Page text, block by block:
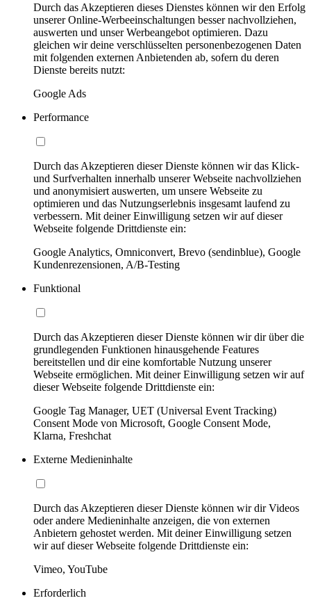
Durch das Akzeptieren dieses Dienstes können wir den Erfolg
unserer Online-Werbeeinschaltungen besser nachvollziehen,
auswerten und unser Werbeangebot optimieren. Dazu
gleichen wir deine verschlüsselten personenbezogenen Daten
mit folgenden externen Anbietenden ab, sofern du deren
Dienste bereits nutzt:
Google Ads
Performance
Durch das Akzeptieren dieser Dienste können wir das Klick-
und Surfverhalten innerhalb unserer Webseite nachvollziehen
und anonymisiert auswerten, um unsere Webseite zu
optimieren und das Nutzungserlebnis insgesamt laufend zu
verbessern. Mit deiner Einwilligung setzen wir auf dieser
Webseite folgende Drittdienste ein:
Google Analytics, Omniconvert, Brevo (sendinblue), Google
Kundenrezensionen, A/B-Testing
Funktional
Durch das Akzeptieren dieser Dienste können wir dir über die
grundlegenden Funktionen hinausgehende Features
bereitstellen und dir eine komfortable Nutzung unserer
Webseite ermöglichen. Mit deiner Einwilligung setzen wir auf
dieser Webseite folgende Drittdienste ein:
Google Tag Manager, UET (Universal Event Tracking)
Consent Mode von Microsoft, Google Consent Mode,
Klarna, Freshchat
Externe Medieninhalte
Durch das Akzeptieren dieser Dienste können wir dir Videos
oder andere Medieninhalte anzeigen, die von externen
Anbietern gehostet werden. Mit deiner Einwilligung setzen
wir auf dieser Webseite folgende Drittdienste ein:
Vimeo, YouTube
Erforderlich